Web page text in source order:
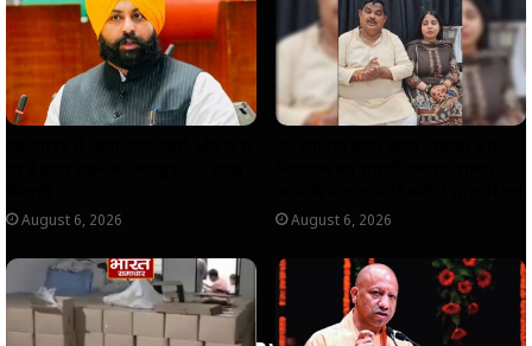
p
o
k
a
m
n
k
August 6, 2026 August 6, 2026